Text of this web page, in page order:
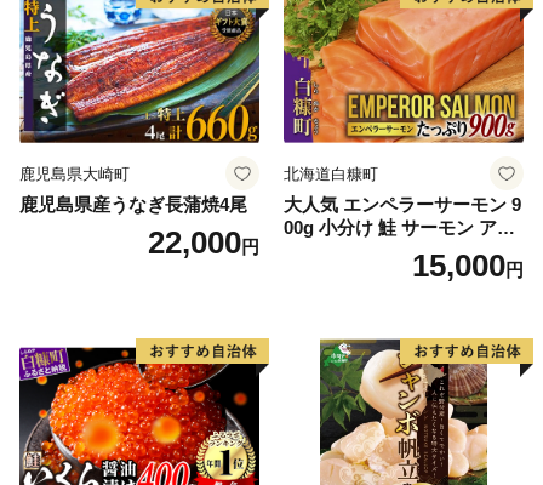
鹿児島県大崎町
鹿児島県産うなぎ長蒲焼4尾
22,000円
北海道白糠町
大人気 エンペラーサーモン 9
00g 小分け 鮭 サーモン アト
ランティックサーモン 水産
庁長官賞 受賞 さけ シャケ し
満足 美味しい 贈答 生食用 刺
身 お刺身 刺し身 魚介類 海鮮
冷凍 厚切り 薄切り ふるさと
納税 ふるさとチョイス チョ
イス 北海道 白糠町
15,000円